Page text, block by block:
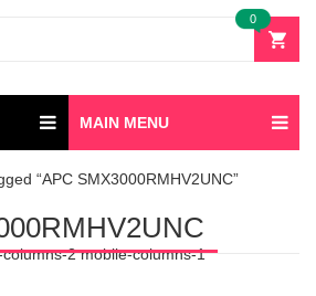
0
MAIN MENU
“APC SMX3000RMHV2UNC”
2 mobile-columns-1